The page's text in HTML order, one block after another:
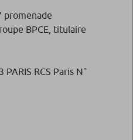
promenade
BPCE, titulaire
RCS Paris N°